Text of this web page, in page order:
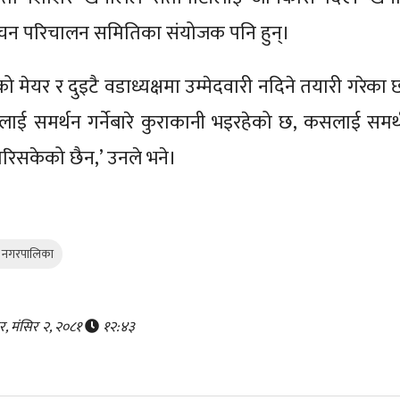
परिचालन समितिका संयोजक पनि हुन्।
मेयर र दुइटै वडाध्यक्षमा उम्मेदवारी नदिने तयारी गरेका
समर्थन गर्नेबारे कुराकानी भइरहेको छ, कसलाई
छैन,’ उनले भने।
मंसिर २, २०८१ १२:४३